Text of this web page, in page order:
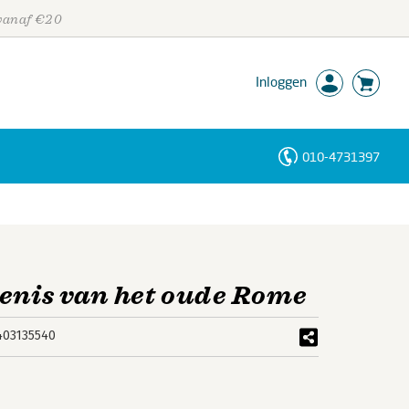
€20
Inloggen
010-4731397
van het oude Rome
Personen